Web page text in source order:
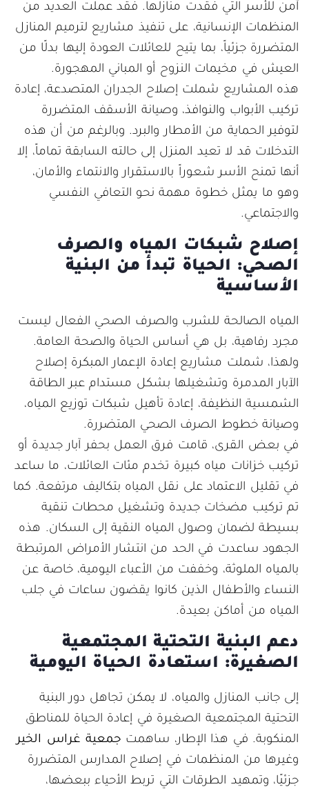
آمن للأسر التي فقدت منازلها. فقد عملت العديد من
المنظمات الإنسانية، على تنفيذ مشاريع لترميم المنازل
المتضررة جزئياً، بما يتيح للعائلات العودة إليها بدلًا من
العيش في مخيمات النزوح أو المباني المهجورة.
هذه المشاريع شملت إصلاح الجدران المتصدعة، إعادة
تركيب الأبواب والنوافذ، وصيانة الأسقف المتضررة
لتوفير الحماية من الأمطار والبرد. وبالرغم من أن هذه
التدخلات قد لا تعيد المنزل إلى حالته السابقة تماماً، إلا
أنها تمنح الأسر شعوراً بالاستقرار والانتماء والأمان،
وهو ما يمثل خطوة مهمة نحو التعافي النفسي
والاجتماعي.
إصلاح شبكات المياه والصرف
الصحي: الحياة تبدأ من البنية
الأساسية
المياه الصالحة للشرب والصرف الصحي الفعال ليست
مجرد رفاهية، بل هي أساس الحياة والصحة العامة.
ولهذا، شملت مشاريع إعادة الإعمار المبكرة إصلاح
الآبار المدمرة وتشغيلها بشكل مستدام عبر الطاقة
الشمسية النظيفة، إعادة تأهيل شبكات توزيع المياه،
وصيانة خطوط الصرف الصحي المتضررة.
في بعض القرى، قامت فرق العمل بحفر آبار جديدة أو
تركيب خزانات مياه كبيرة تخدم مئات العائلات، ما ساعد
في تقليل الاعتماد على نقل المياه بتكاليف مرتفعة. كما
تم تركيب مضخات جديدة وتشغيل محطات تنقية
بسيطة لضمان وصول المياه النقية إلى السكان. هذه
الجهود ساعدت في الحد من انتشار الأمراض المرتبطة
بالمياه الملوثة، وخففت من الأعباء اليومية، خاصة عن
النساء والأطفال الذين كانوا يقضون ساعات في جلب
المياه من أماكن بعيدة.
دعم البنية التحتية المجتمعية
الصغيرة: استعادة الحياة اليومية
إلى جانب المنازل والمياه، لا يمكن تجاهل دور البنية
التحتية المجتمعية الصغيرة في إعادة الحياة للمناطق
المنكوبة. في هذا الإطار، ساهمت جمعية غراس الخير
وغيرها من المنظمات في إصلاح المدارس المتضررة
جزئيًا، وتمهيد الطرقات التي تربط الأحياء ببعضها،